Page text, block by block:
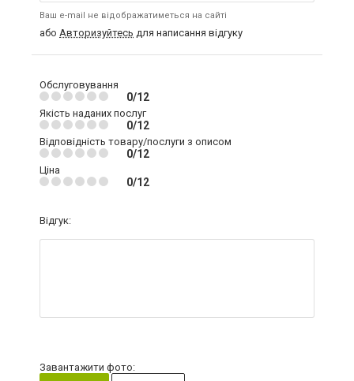
Ваш e-mail не відображатиметься на сайті
або Авторизуйтесь для написання відгуку
Обслуговування
0/12
Якість наданих послуг
0/12
Відповідність товару/послуги з описом
0/12
Ціна
0/12
Відгук:
Завантажити фото: